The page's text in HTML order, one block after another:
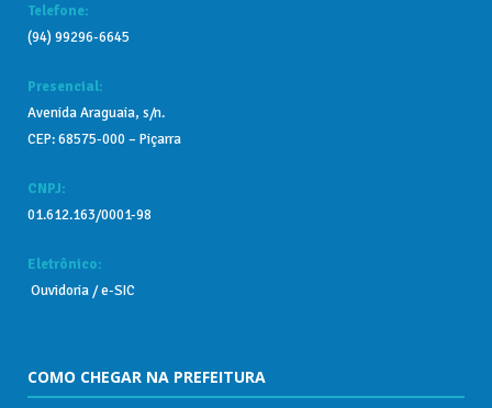
Telefone:
(94) 99296-6645
Presencial:
Avenida Araguaia, s/n.
CEP: 68575-000 – Piçarra
CNPJ:
01.612.163/0001-98
Eletrônico:
Ouvidoria /e-SIC
COMO CHEGAR NA PREFEITURA